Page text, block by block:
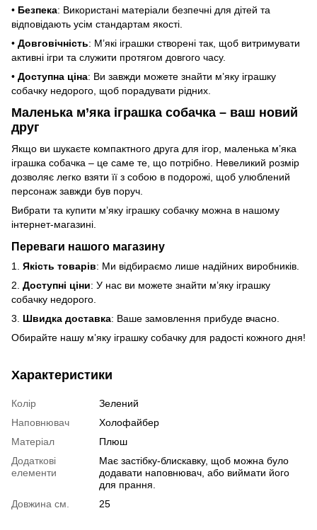
• Безпека: Використані матеріали безпечні для дітей та
відповідають усім стандартам якості.
• Довговічність: М’які іграшки створені так, щоб витримувати
активні ігри та служити протягом довгого часу.
• Доступна ціна: Ви завжди можете знайти м’яку іграшку
собачку недорого, щоб порадувати рідних.
Маленька м’яка іграшка собачка – ваш новий
друг
Якщо ви шукаєте компактного друга для ігор, маленька м’яка
іграшка собачка – це саме те, що потрібно. Невеликий розмір
дозволяє легко взяти її з собою в подорожі, щоб улюблений
персонаж завжди був поруч.
Вибрати та купити м’яку іграшку собачку можна в нашому
інтернет-магазині.
Переваги нашого магазину
1. Якість товарів: Ми відбираємо лише надійних виробників.
2. Доступні ціни: У нас ви можете знайти м’яку іграшку
собачку недорого.
3. Швидка доставка: Ваше замовлення прибуде вчасно.
Обирайте нашу м’яку іграшку собачку для радості кожного дня!
Характеристики
Колір
Зелений
Наповнювач
Холофайбер
Матеріал
Плюш
Додаткові
елементи
Має застібку-блискавку, щоб можна було
додавати наповнювач, або виймати його
для прання.
Довжина см.
25